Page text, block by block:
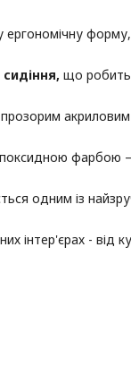
ергономічну
що робить
прозорим
фарбою
одним із
інтер'єрах - від